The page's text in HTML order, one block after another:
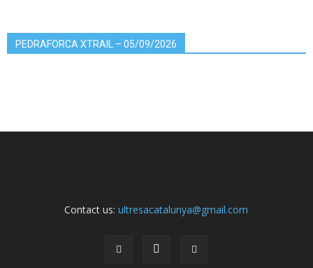
PEDRAFORCA XTRAIL – 05/09/2026
Contact us:ultresacatalunya@gmail.com